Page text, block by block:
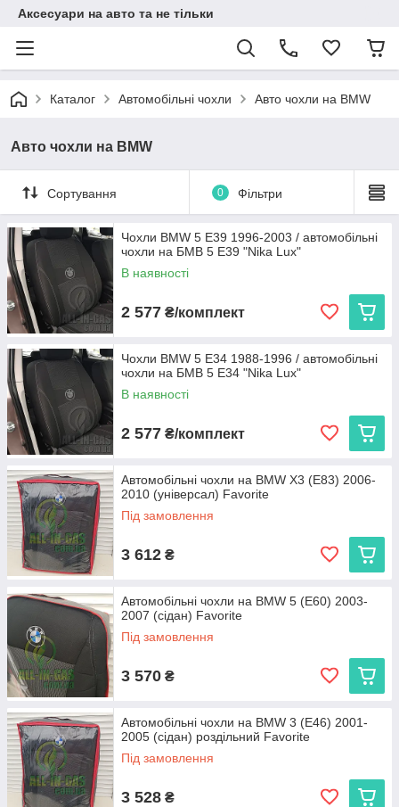
Аксесуари на авто та не тільки
Каталог Автомобільні чохли Авто чохли на BMW
Авто чохли на BMW
Сортування 0 Фільтри
Чохли BMW 5 Е39 1996-2003 / автомобільні
чохли на БМВ 5 Е39 "Nika Lux"
В наявності
2 577 ₴/комплект
Чохли BMW 5 Е34 1988-1996 / автомобільні
чохли на БМВ 5 Е34 "Nika Lux"
В наявності
2 577 ₴/комплект
Автомобільні чохли на BMW X3 (E83) 2006-
2010 (універсал) Favorite
Під замовлення
3 612 ₴
Автомобільні чохли на BMW 5 (E60) 2003-
2007 (сідан) Favorite
Під замовлення
3 570 ₴
Автомобільні чохли на BMW 3 (E46) 2001-
2005 (сідан) роздільний Favorite
Під замовлення
3 528 ₴